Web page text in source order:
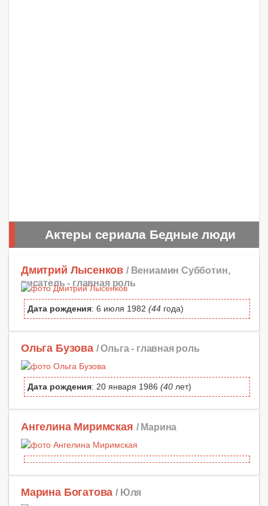
Актеры сериала Бедные люди
Дмитрий Лысенков / Вениамин Субботин,
писатель - главная роль
Дата рождения: 6 июля 1982 (44 года)
Ольга Бузова / Ольга - главная роль
Дата рождения: 20 января 1986 (40 лет)
Ангелина Миримская / Марина
Марина Богатова / Юля